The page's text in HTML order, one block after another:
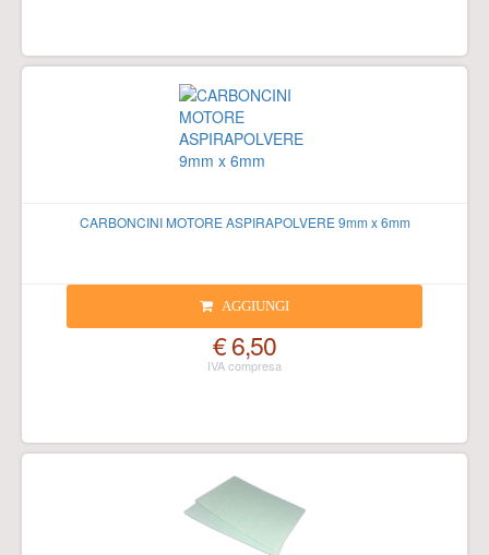
CARBONCINI MOTORE ASPIRAPOLVERE 9mm x 6mm
AGGIUNGI
€ 6,50